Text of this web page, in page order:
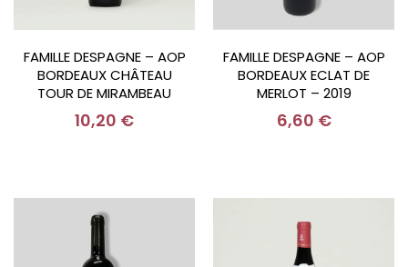
FAMILLE DESPAGNE – AOP
BORDEAUX CHÂTEAU
TOUR DE MIRAMBEAU
ROUGE – 2020
10,20 €
FAMILLE DESPAGNE – AOP
BORDEAUX ECLAT DE
MERLOT – 2019
6,60 €